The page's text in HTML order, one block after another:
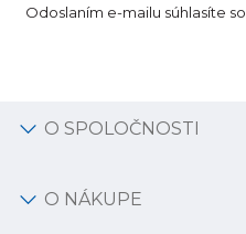
Odoslaním e-mailu súhlasíte so
O SPOLOČNOSTI
O NÁKUPE